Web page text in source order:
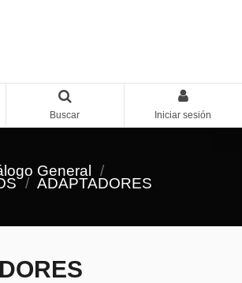
Buscar Iniciar sesión
General
ADAPTADORES